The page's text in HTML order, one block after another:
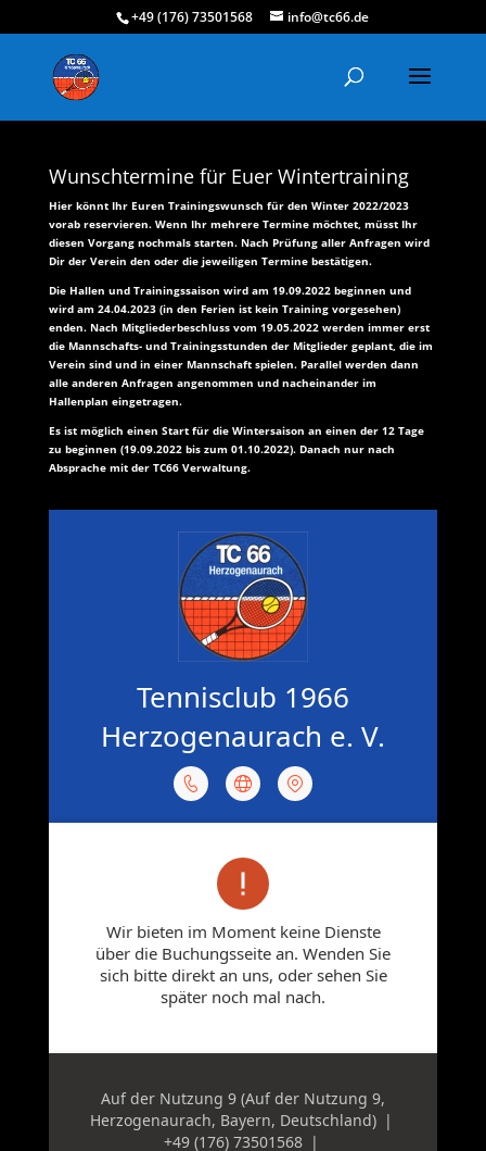
+49 (176) 73501568 info@tc66.de
Wunschtermine für Euer Wintertraining
Hier könnt Ihr Euren Trainingswunsch für den Winter 2022/2023
vorab reservieren. Wenn Ihr mehrere Termine möchtet, müsst Ihr
diesen Vorgang nochmals starten. Nach Prüfung aller Anfragen wird
Dir der Verein den oder die jeweiligen Termine bestätigen.
Die Hallen und Trainingssaison wird am 19.09.2022 beginnen und
wird am 24.04.2023 (in den Ferien ist kein Training vorgesehen)
enden. Nach Mitgliederbeschluss vom 19.05.2022 werden immer erst
die Mannschafts- und Trainingsstunden der Mitglieder geplant, die im
Verein sind und in einer Mannschaft spielen. Parallel werden dann
alle anderen Anfragen angenommen und nacheinander im
Hallenplan eingetragen.
Es ist möglich einen Start für die Wintersaison an einen der 12 Tage
zu beginnen (19.09.2022 bis zum 01.10.2022). Danach nur nach
Absprache mit der TC66 Verwaltung.